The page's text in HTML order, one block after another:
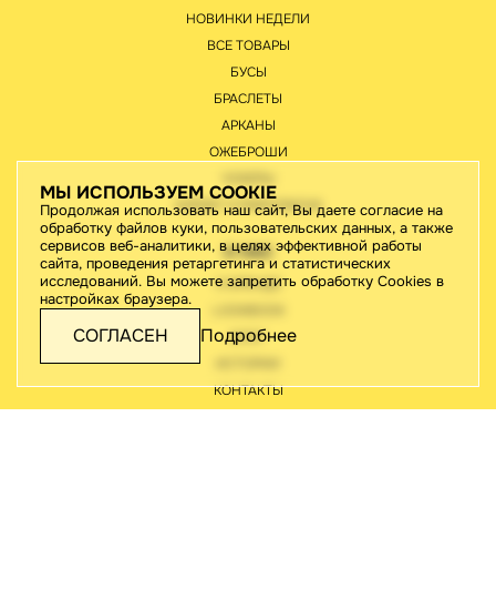
МЫ ИСПОЛЬЗУЕМ COOKIE
Продолжая использовать наш сайт, Вы даете согласие на
обработку файлов куки, пользовательских данных, а также
сервисов веб-аналитики, в целях эффективной работы
сайта, проведения ретаргетинга и статистических
исследований. Вы можете запретить обработку Cookies в
настройках браузера.
СОГЛАСЕН Подробнее
НОВИНКИ НЕДЕЛИ
ВСЕ ТОВАРЫ
БУСЫ
БРАСЛЕТЫ
АРКАНЫ
ОЖЕБРОШИ
AZENET Х PARFIONOVA
О НАС
О БРЕНДЕ
БЛОГ
КОНТАКТЫ